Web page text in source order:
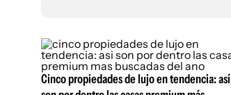
Café y Negocios
Economía y Empresas
Agro
Cinco propiedades de lujo en tendencia: así